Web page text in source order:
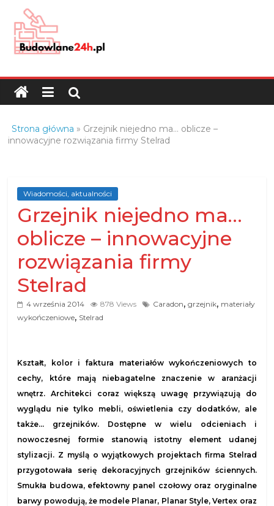
content
Budowlane24h.pl
portal
budowlany
oraz
budowlanej
Strona główna » Grzejnik niejedno ma… oblicze –
innowacyjne rozwiązania firmy Stelrad
Wiadomości, aktualności
Grzejnik niejedno ma…
oblicze – innowacyjne
rozwiązania firmy
Stelrad
4 września 2014 878 Views Caradon,grzejnik, materiały
wykończeniowe, Stelrad
Kształt, kolor i faktura materiałów wykończeniowych to
cechy, które mają niebagatelne znaczenie w aranżacji
wnętrz. Architekci coraz większą uwagę przywiązują do
wyglądu nie tylko mebli, oświetlenia czy dodatków, ale
także… grzejników. Dostępne w wielu odcieniach i
nowoczesnej formie stanowią istotny element udanej
stylizacji. Z myślą o wyjątkowych projektach firma Stelrad
przygotowała serię dekoracyjnych grzejników ściennych.
Smukła budowa, efektowny panel czołowy oraz oryginalne
barwy powodują, że modele Planar, Planar Style, Vertex oraz